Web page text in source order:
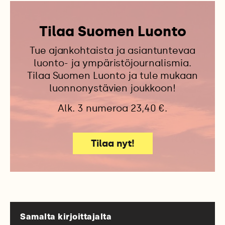
Tilaa Suomen Luonto
Tue ajankohtaista ja asiantuntevaa
luonto- ja ympäristöjournalismia.
Tilaa Suomen Luonto ja tule mukaan
luonnonystävien joukkoon!
Alk. 3 numeroa 23,40 €.
Tilaa nyt!
Samalta kirjoittajalta